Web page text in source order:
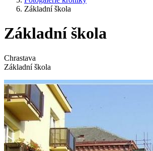
Základní škola
Základní škola
Chrastava
Základní škola